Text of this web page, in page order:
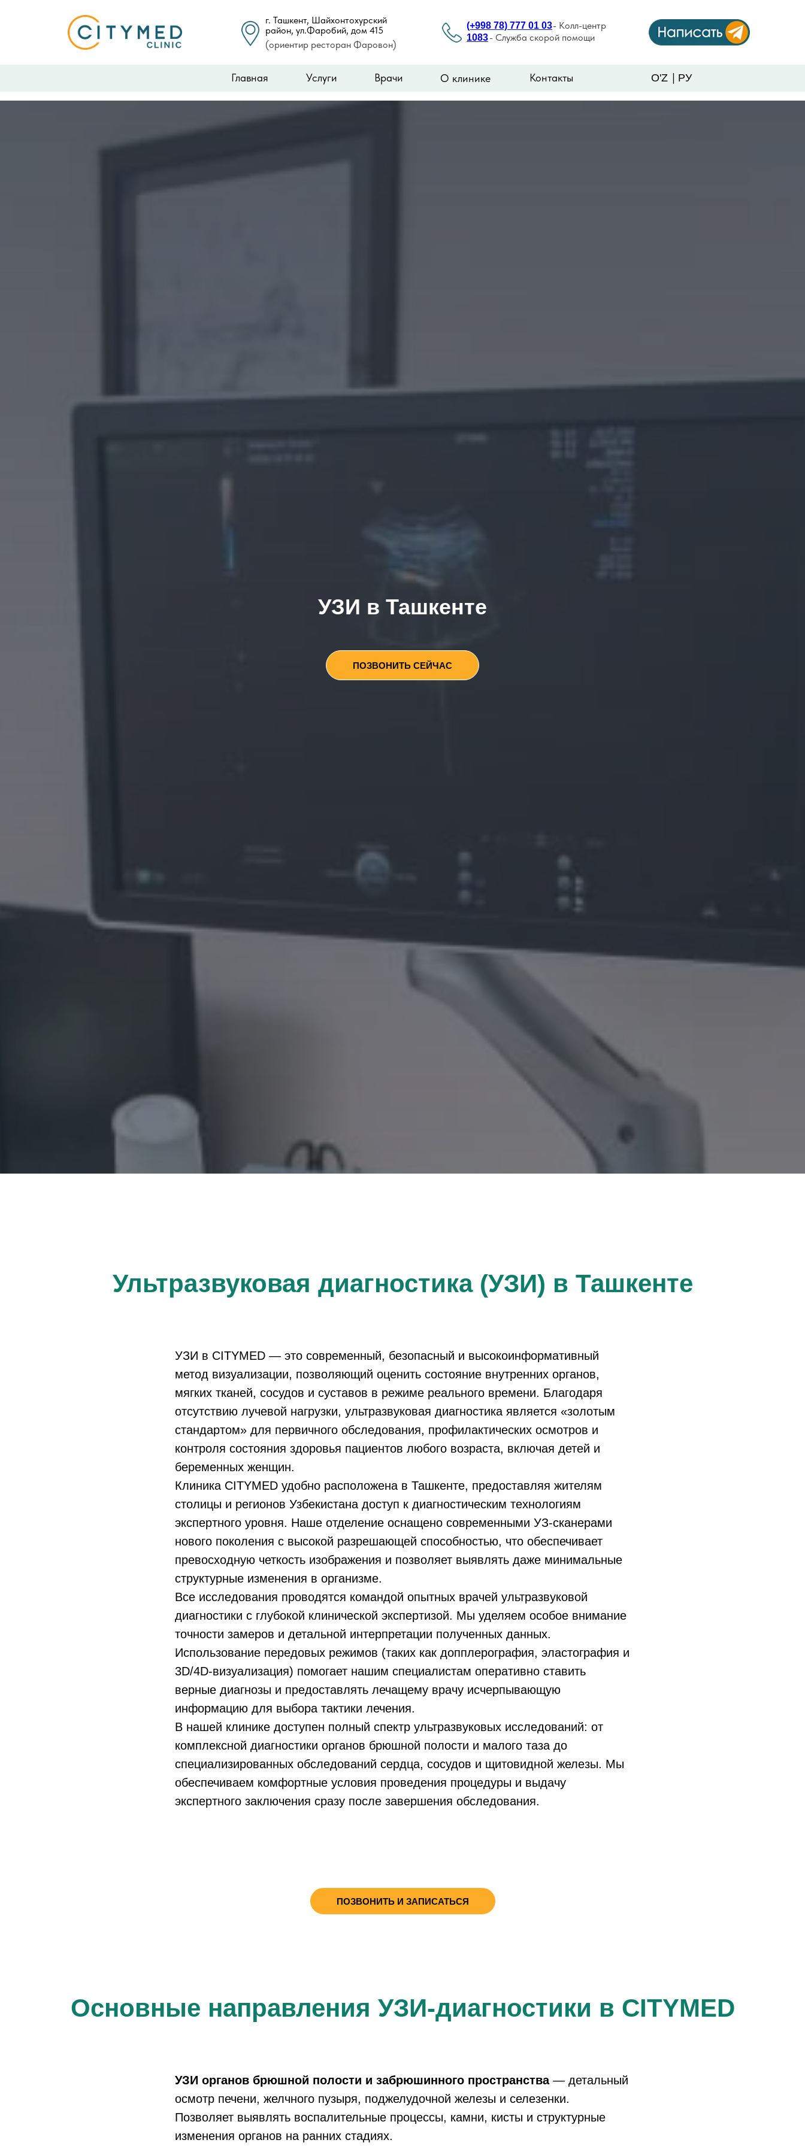
Услуги
- Служба скорой помощи
- Колл-центр
(+998 78) 777 01 03
1083
(ориентир ресторан Фаровон)
г. Ташкент, Шайхонтохурский
район, ул.Фаробий, дом 415
Главная
О клинике | РУ
O'Z
Контакты
Врачи
Услуги
Главная
УЗИ в Ташкенте
ПОЗВОНИТЬ СЕЙЧАС
Ультразвуковая диагностика (УЗИ) в Ташкенте
УЗИ в CITYMED — это современный, безопасный и высокоинформативный
метод визуализации, позволяющий оценить состояние внутренних органов,
мягких тканей, сосудов и суставов в режиме реального времени. Благодаря
отсутствию лучевой нагрузки, ультразвуковая диагностика является «золотым
стандартом» для первичного обследования, профилактических осмотров и
контроля состояния здоровья пациентов любого возраста, включая детей и
беременных женщин.
Клиника CITYMED удобно расположена в Ташкенте, предоставляя жителям
столицы и регионов Узбекистана доступ к диагностическим технологиям
экспертного уровня. Наше отделение оснащено современными УЗ-сканерами
нового поколения с высокой разрешающей способностью, что обеспечивает
превосходную четкость изображения и позволяет выявлять даже минимальные
структурные изменения в организме.
Все исследования проводятся командой опытных врачей ультразвуковой
диагностики с глубокой клинической экспертизой. Мы уделяем особое внимание
точности замеров и детальной интерпретации полученных данных.
Использование передовых режимов (таких как допплерография, эластография и
3D/4D-визуализация) помогает нашим специалистам оперативно ставить
верные диагнозы и предоставлять лечащему врачу исчерпывающую
информацию для выбора тактики лечения.
В нашей клинике доступен полный спектр ультразвуковых исследований: от
комплексной диагностики органов брюшной полости и малого таза до
специализированных обследований сердца, сосудов и щитовидной железы. Мы
обеспечиваем комфортные условия проведения процедуры и выдачу
экспертного заключения сразу после завершения обследования.
ПОЗВОНИТЬ И ЗАПИСАТЬСЯ
Основные направления УЗИ-диагностики в CITYMED
УЗИ органов брюшной полости и забрюшинного пространства— детальный
осмотр печени, желчного пузыря, поджелудочной железы и селезенки.
Позволяет выявлять воспалительные процессы, камни, кисты и структурные
изменения органов на ранних стадиях.